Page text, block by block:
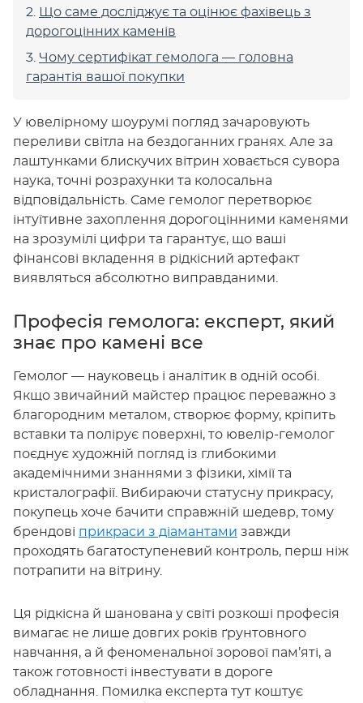
Що саме досліджує та оцінює фахівець з
дорогоцінних каменів
Чому сертифікат гемолога — головна
гарантія вашої покупки
У ювелірному шоурумі погляд зачаровують
переливи світла на бездоганних гранях. Але за
лаштунками блискучих вітрин ховається сувора
наука, точні розрахунки та колосальна
відповідальність. Саме гемолог перетворює
інтуїтивне захоплення дорогоцінними каменями
на зрозумілі цифри та гарантує, що ваші
фінансові вкладення в рідкісний артефакт
виявляться абсолютно виправданими.
Професія гемолога: експерт, який
знає про камені все
Гемолог — науковець і аналітик в одній особі.
Якщо звичайний майстер працює переважно з
благородним металом, створює форму, кріпить
вставки та полірує поверхні, то ювелір-гемолог
поєднує художній погляд із глибокими
академічними знаннями з фізики, хімії та
кристалографії. Вибираючи статусну прикрасу,
покупець хоче бачити справжній шедевр, тому
брендові прикраси з діамантами завжди
проходять багатоступеневий контроль, перш ніж
потрапити на вітрину.
Ця рідкісна й шанована у світі розкоші професія
вимагає не лише довгих років ґрунтовного
навчання, а й феноменальної зорової пам’яті, а
також готовності інвестувати в дороге
обладнання. Помилка експерта тут коштує